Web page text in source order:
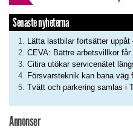
Senaste nyheterna
Lätta lastbilar fortsätter
CEVA: Bättre arbetsvillkor
Citira utökar servicenätet
Försvarsteknik kan bana väg
Tvätt och parkering samlas i
Annonser